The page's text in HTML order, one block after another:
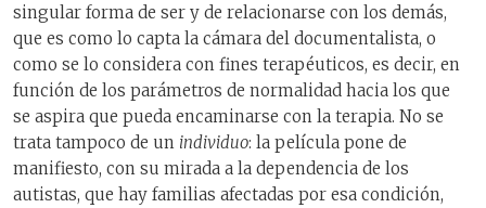
singular forma de ser y de relacionarse con los demás,
que es como lo capta la cámara del documentalista, o
como se lo considera con fines terapéuticos, es decir, en
función de los parámetros de normalidad hacia los que
se aspira que pueda encaminarse con la terapia. No se
trata tampoco de un individuo: la película pone de
manifiesto, con su mirada a la dependencia de los
autistas, que hay familias afectadas por esa condición,